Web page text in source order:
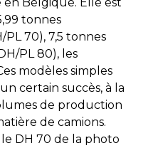
tonnes
PL 70), 7,5 tonnes
PL 80), les
modèles simples
certain succès, à la
de production
de camions.
DH 70 de la photo